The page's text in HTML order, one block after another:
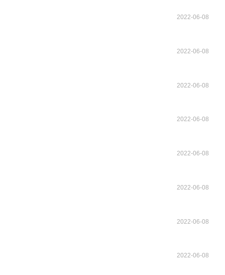
2022-06-08
2022-06-08
2022-06-08
2022-06-08
2022-06-08
2022-06-08
2022-06-08
2022-06-08